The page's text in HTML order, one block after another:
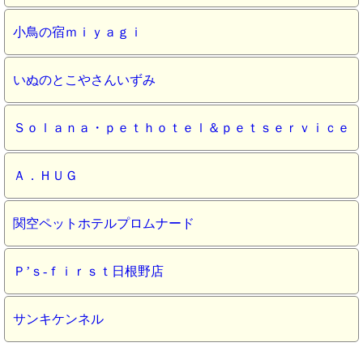
小鳥の宿ｍｉｙａｇｉ
いぬのとこやさんいずみ
Ｓｏｌａｎａ・ｐｅｔｈｏｔｅｌ＆ｐｅｔｓｅｒｖｉｃｅ
Ａ．ＨＵＧ
関空ペットホテルプロムナード
Ｐ’ｓ‐ｆｉｒｓｔ日根野店
サンキケンネル